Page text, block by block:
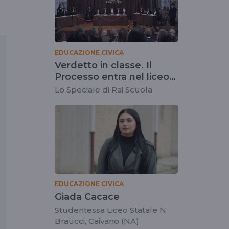
EDUCAZIONE CIVICA
Verdetto in classe. Il
Processo entra nel liceo
di Caivano
Lo Speciale di Rai Scuola
EDUCAZIONE CIVICA
Giada Cacace
Studentessa Liceo Statale N.
Braucci, Caivano (NA)